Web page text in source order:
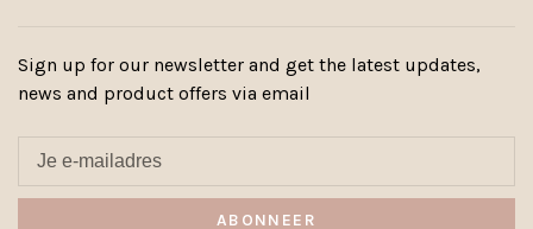
Sign up for our newsletter and get the latest updates,
news and product offers via email
ABONNEER